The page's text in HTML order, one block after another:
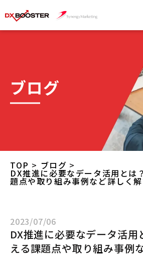
ブログ
TOP ブログ
DX推進に必要なデータ活用とは
題点や取り組み事例など詳しく
2023/07/06
DX推進に必要なデータ活用
える課題点や取り組み事例